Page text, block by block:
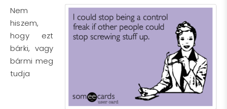
Nem
hiszem,
hogy ezt
bárki, vagy
bármi meg
tudja